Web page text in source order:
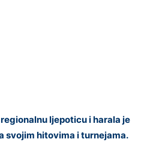
ljepoticu i harala je
svojim hitovima i turnejama.